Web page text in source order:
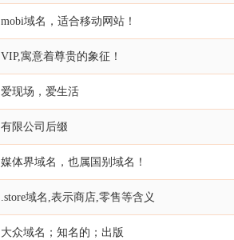
mobi域名，适合移动网站！
VIP,寓意着尊贵的象征！
爱现场，爱生活
有限公司后缀
媒体界域名，也属国别域名！
.store域名,表示商店,零售等含义
大众域名；知名的；出版